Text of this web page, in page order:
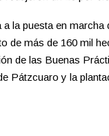
la puesta en marcha
de más de 160 mil
de las Buenas
Pátzcuaro y la